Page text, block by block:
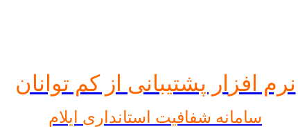
نرم افز ار پشتیبانی از کم توانان
سامانه شفافیت استانداری ایلام